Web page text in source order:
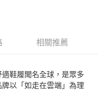
相關推薦
鞋履聞名全球，是眾多
以「如走在雲端」為理